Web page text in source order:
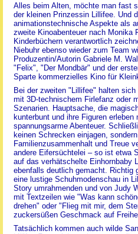
Alles beim Alten, möchte man fast
der kleinen Prinzessin Lillifee. Und
animationstechnische Aspekte als
zweite Kinoabenteuer nach Monika
Kinderbüchern verantwortlich
Niebuhr ebenso wieder zum Team
Produzentin/Autorin Gabriele M.
"Felix", "Der Mondbär" und der
Sparte kommerzielles Kino für
Bei der zweiten "Lillifee" halten
mit 3D-technischem Firlefanz oder
Szenarien. Hauptsache, die
kunterbunt und ihre Figuren
spannungsarme Abenteuer.
keinen Schrecken einjagen,
Familienzusammenhalt und Treue
andere Eifersüchtelei – so ist etwa
auf das verhätschelte Einhornbaby
ebenfalls deutlich gemacht. Richtig
eine lustige Schuhmodenschau in
Story umrahmenden und von Judy
mit Textzeilen wie "Was kann
drehen" oder "Flieg mit mir, dem
zuckersüßen Geschmack auf
Tatsächlich kommen auch wilde